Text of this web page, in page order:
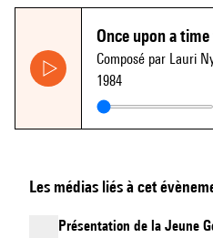
Once upon a
Composé par Lauri
1984
Les médias liés à cet
Présentation de la Jeune